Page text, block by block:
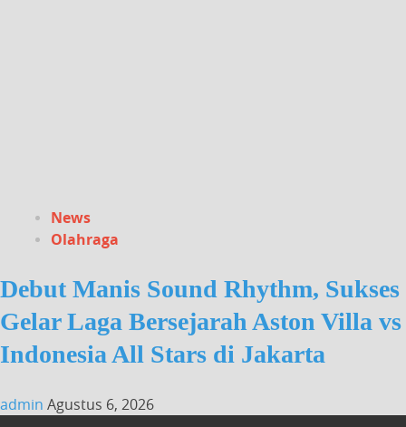
News
Olahraga
Debut Manis Sound Rhythm, Sukses
Gelar Laga Bersejarah Aston Villa vs
Indonesia All Stars di Jakarta
admin Agustus 6, 2026